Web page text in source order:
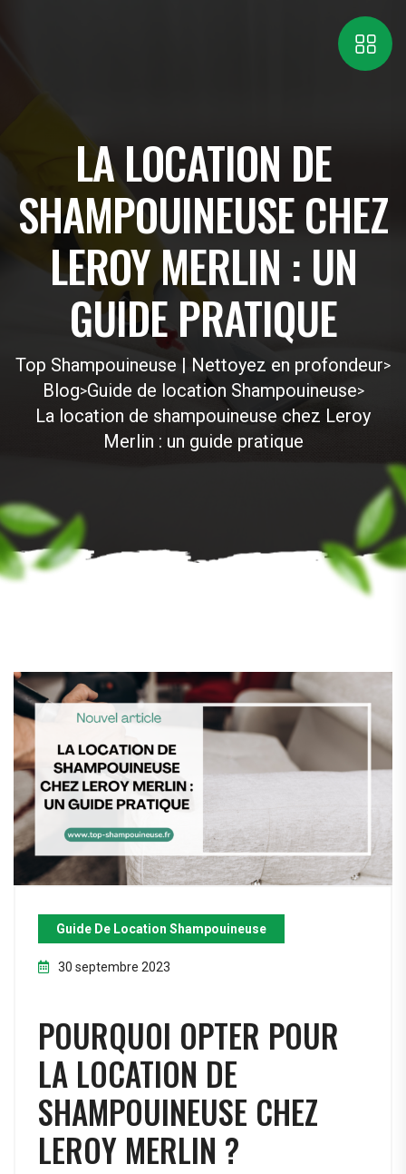
LA LOCATION DE
SHAMPOUINEUSE CHEZ
LEROY MERLIN : UN
GUIDE PRATIQUE
Top Shampouineuse | Nettoyez en profondeur>
Blog>Guide de location Shampouineuse>
La location de shampouineuse chez Leroy
Merlin : un guide pratique
Guide De Location Shampouineuse
30 septembre 2023
POURQUOI OPTER POUR
LA LOCATION DE
SHAMPOUINEUSE CHEZ
LEROY MERLIN ?